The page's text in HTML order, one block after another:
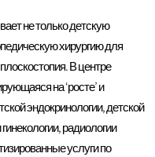
не только детскую
хирургию для
В центре
на ‘росте’ и
эндокринологии, детской
радиологии
услуги по